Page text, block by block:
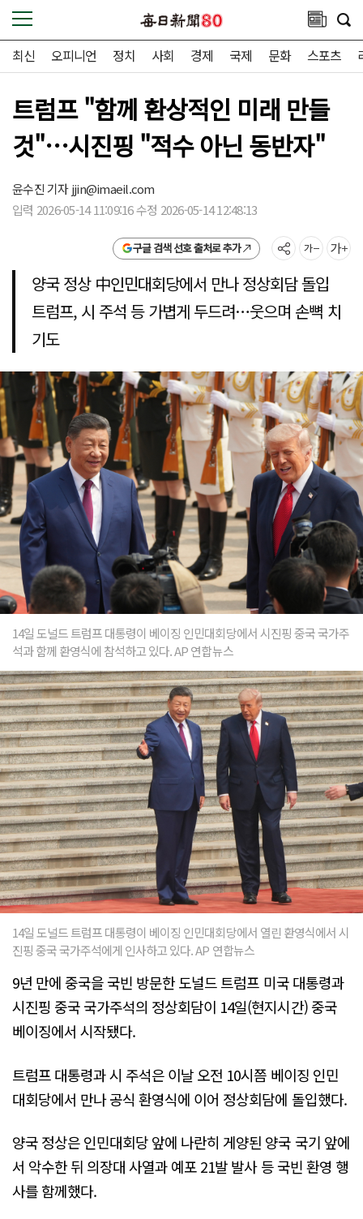
최신 오피니언 정치 사회 경제 국제 문화 스포츠
트럼프 "함께 환상적인 미래 만들
것"…시진핑 "적수 아닌 동반자"
윤수진 기자jjin@imaeil.com
입력 2026-05-14 11:09:16 수정 2026-05-14 12:48:13
구글 검색 선호 출처로 추가
양국 정상 中인민대회당에서 만나 정상회담 돌입
트럼프, 시 주석 등 가볍게 두드려…웃으며 손뼉 치
기도
14일 도널드 트럼프 대통령이 베이징 인민대회당에서 시진핑 중국 국가주
석과 함께 환영식에 참석하고 있다. AP 연합뉴스
14일 도널드 트럼프 대통령이 베이징 인민대회당에서 열린 환영식에서 시
진핑 중국 국가주석에게 인사하고 있다. AP 연합뉴스
9년 만에 중국을 국빈 방문한 도널드 트럼프 미국 대통령과
시진핑 중국 국가주석의 정상회담이 14일(현지시간) 중국
베이징에서 시작됐다.
트럼프 대통령과 시 주석은 이날 오전 10시쯤 베이징 인민
대회당에서 만나 공식 환영식에 이어 정상회담에 돌입했다.
양국 정상은 인민대회당 앞에 나란히 게양된 양국 국기 앞에
서 악수한 뒤 의장대 사열과 예포 21발 발사 등 국빈 환영 행
사를 함께했다.